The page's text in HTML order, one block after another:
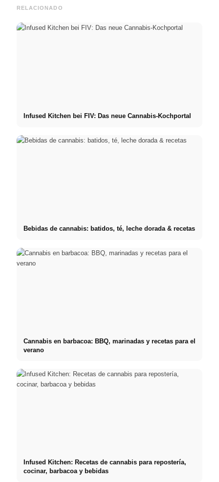
RELACIONADO
Infused Kitchen bei FIV: Das neue Cannabis-Kochportal
Bebidas de cannabis: batidos, té, leche dorada & recetas
Cannabis en barbacoa: BBQ, marinadas y recetas para el
verano
Infused Kitchen: Recetas de cannabis para repostería,
cocinar, barbacoa y bebidas